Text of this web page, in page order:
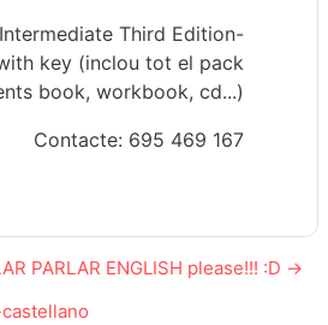
Intermediate Third Edition
with key (inclou tot el pack
book, workbook, cd...)
Contacte: 695 469 167
→ HABLAR PARLAR ENGLISH please!!! :D
←